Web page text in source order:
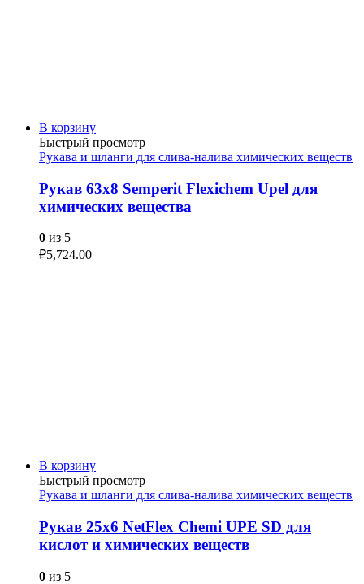
В корзину
Быстрый просмотр
Рукава и шланги для слива-налива химических веществ
Рукав 63х8 Semperit Flexichem Upel для
химических вещества
0 из 5
₽5,724.00
В корзину
Быстрый просмотр
Рукава и шланги для слива-налива химических веществ
Рукав 25х6 NetFlex Chemi UPE SD для
кислот и химических веществ
0 из 5